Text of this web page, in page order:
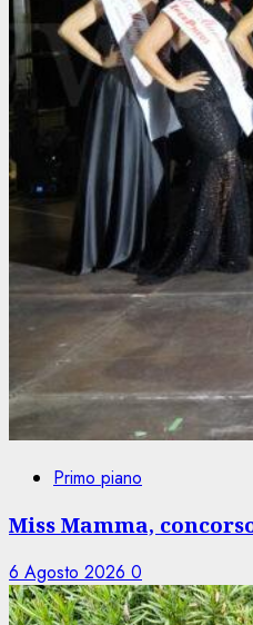
Primo piano
Miss Mamma,
6 Agosto 2026 0